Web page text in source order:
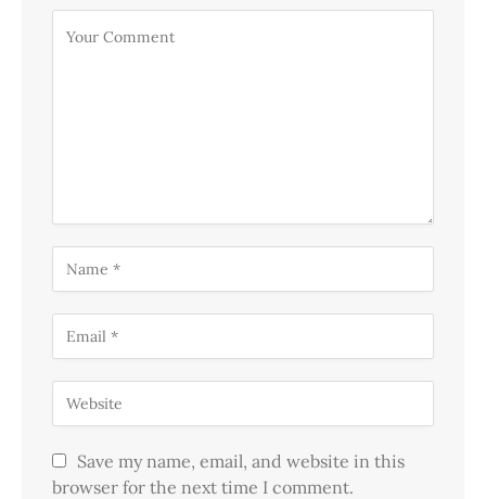
Save my name, email, and website in this
browser for the next time I comment.